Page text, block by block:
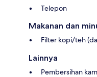
Telepon
Makanan dan
Filter kopi/teh
Lainnya
Pembersihan